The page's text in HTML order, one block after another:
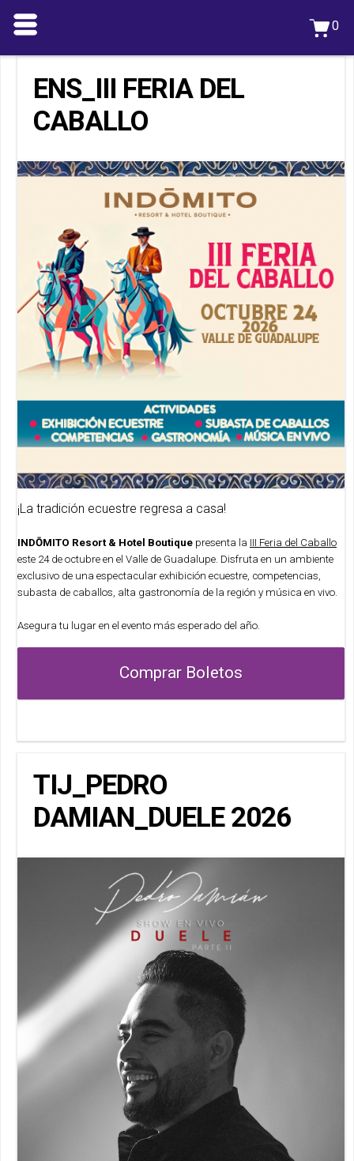
0
ENS_III FERIA DEL
CABALLO
¡La tradición ecuestre regresa a casa!
INDŌMITO Resort & Hotel Boutique presenta la III Feria del Caballo
este 24 de octubre en el Valle de Guadalupe. Disfruta en un ambiente
exclusivo de una espectacular exhibición ecuestre, competencias,
subasta de caballos, alta gastronomía de la región y música en vivo.
Asegura tu lugar en el evento más esperado del año.
Comprar Boletos
TIJ_PEDRO
DAMIAN_DUELE 2026